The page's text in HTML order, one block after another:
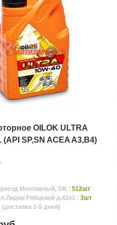
OILOK ULTRA
(API SP,SN ACEA A3,B4)
Монтажный, 3Ж :512шт
Рябцевой д.42к1 :3шт
2-5 дней)